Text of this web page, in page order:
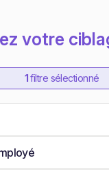
votre
1 filtre sélectionné